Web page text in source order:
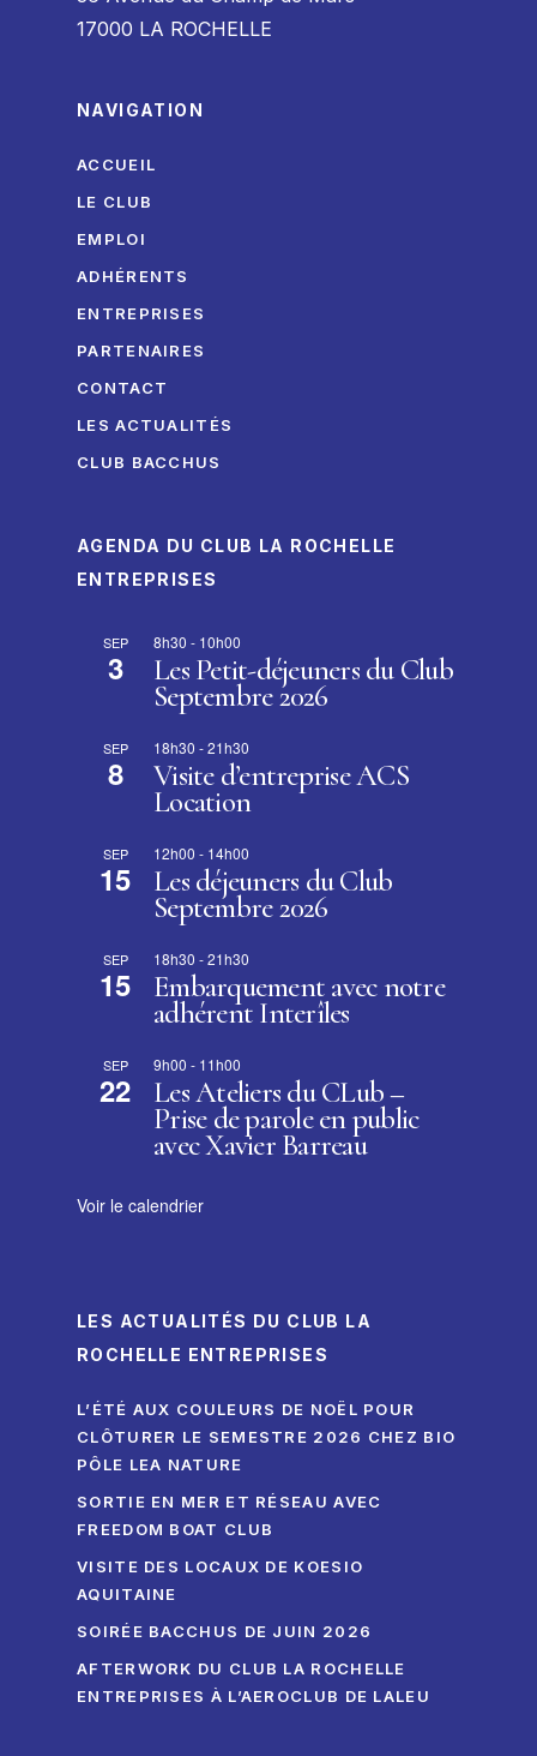
17000 LA ROCHELLE
NAVIGATION
ACCUEIL
LE CLUB
EMPLOI
ADHÉRENTS
ENTREPRISES
PARTENAIRES
CONTACT
LES ACTUALITÉS
CLUB BACCHUS
AGENDA DU CLUB LA ROCHELLE
ENTREPRISES
SEP
3
8h30 - 10h00
Les Petit-déjeuners du Club
Septembre 2026
SEP
8
18h30 -21h30
Visite d’entreprise ACS
Location
SEP
15
12h00 - 14h00
Les déjeuners du Club
Septembre 2026
SEP
15
18h30 -21h30
Embarquement avec notre
adhérent Interîles
SEP
22
9h00 - 11h00
Les Ateliers du CLub –
Prise de parole en public
avec Xavier Barreau
Voir le calendrier
LES ACTUALITÉS DU CLUB LA
ROCHELLE ENTREPRISES
L’ÉTÉ AUX COULEURS DE NOËL POUR
CLÔTURER LE SEMESTRE 2026 CHEZ BIO
PÔLE LEA NATURE
SORTIE EN MER ET RÉSEAU AVEC
FREEDOM BOAT CLUB
VISITE DES LOCAUX DE KOESIO
AQUITAINE
SOIRÉE BACCHUS DE JUIN 2026
AFTERWORK DU CLUB LA ROCHELLE
ENTREPRISES À L’AEROCLUB DE LALEU